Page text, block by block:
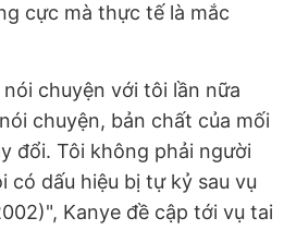
cực mà thực tế là mắc
chuyện với tôi lần nữa
chuyện, bản chất của mối
đổi. Tôi không phải người
có dấu hiệu bị tự kỷ sau vụ
Kanye đề cập tới vụ tai